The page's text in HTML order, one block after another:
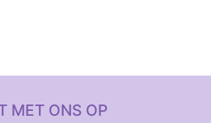
Cursus Leef! | Leef! in intimiteit |
MET ONS OP